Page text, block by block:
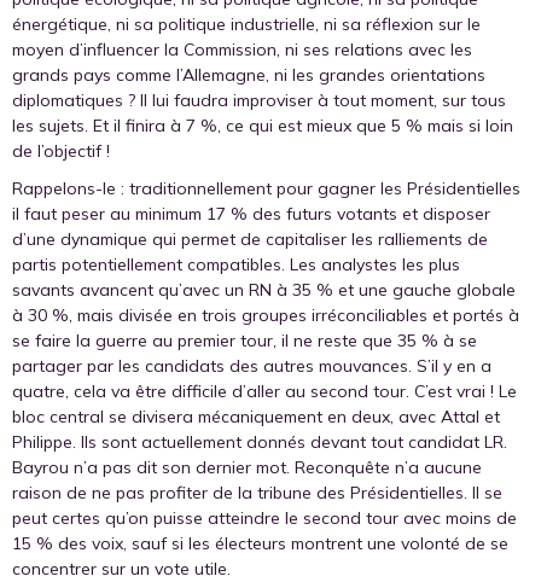
énergétique, ni sa politique industrielle, ni sa réflexion sur le
moyen d’influencer la Commission, ni ses relations avec les
grands pays comme l’Allemagne, ni les grandes orientations
diplomatiques ? Il lui faudra improviser à tout moment, sur tous
les sujets. Et il finira à 7 %, ce qui est mieux que 5 % mais si loin
de l’objectif !
Rappelons-le : traditionnellement pour gagner les Présidentielles
il faut peser au minimum 17 % des futurs votants et disposer
d’une dynamique qui permet de capitaliser les ralliements de
partis potentiellement compatibles. Les analystes les plus
savants avancent qu’avec un RN à 35 % et une gauche globale
à 30 %, mais divisée en trois groupes irréconciliables et portés à
se faire la guerre au premier tour, il ne reste que 35 % à se
partager par les candidats des autres mouvances. S’il y en a
quatre, cela va être difficile d’aller au second tour. C’est vrai ! Le
bloc central se divisera mécaniquement en deux, avec Attal et
Philippe. Ils sont actuellement donnés devant tout candidat LR.
Bayrou n’a pas dit son dernier mot. Reconquête n’a aucune
raison de ne pas profiter de la tribune des Présidentielles. Il se
peut certes qu’on puisse atteindre le second tour avec moins de
15 % des voix, sauf si les électeurs montrent une volonté de se
concentrer sur un vote utile.